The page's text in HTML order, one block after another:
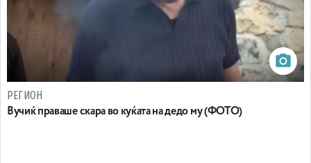
РЕГИОН
Вучиќ праваше скара во куќата на дедо му (ФОТО)